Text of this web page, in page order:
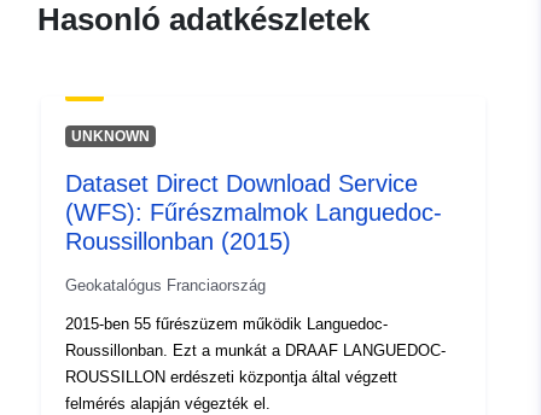
88a8e1db3bb9
Típus:
Erőforrás:
http://inspire.ec.europa.eu/
codelist/ResourceType/services
Hasonló adatkészletek
UNKNOWN
Dataset Direct Download Service
(WFS): Fűrészmalmok Languedoc-
Roussillonban (2015)
Geokatalógus Franciaország
2015-ben 55 fűrészüzem működik Languedoc-
Roussillonban. Ezt a munkát a DRAAF LANGUEDOC-
ROUSSILLON erdészeti központja által végzett
felmérés alapján végezték el.